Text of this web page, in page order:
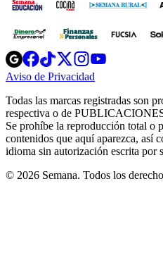
Opens
in
new
Opens
in
new
Opens
in
new
window
Opens
new
windowwindow
Aviso de Privacidad
new
window
Todas las marcas registradas son
respectiva o de
Se prohíbe la reproducción total o
contenidos que aquí aparezca, así
idioma sin autorización escrita por
© 2026 Semana. Todos los